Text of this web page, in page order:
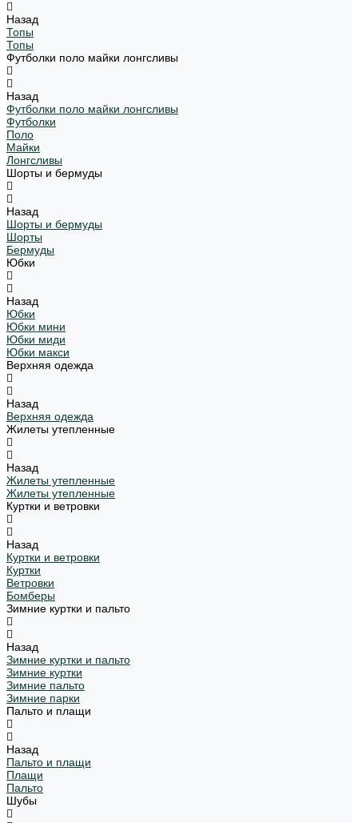
Назад
Топы
Топы
Футболки поло майки лонгсливы
Назад
Футболки поло майки лонгсливы
Футболки
Поло
Майки
Лонгсливы
Шорты и бермуды
Назад
Шорты и бермуды
Шорты
Бермуды
Юбки
Назад
Юбки
Юбки мини
Юбки миди
Юбки макси
Верхняя одежда
Назад
Верхняя одежда
Жилеты утепленные
Назад
Жилеты утепленные
Жилеты утепленные
Куртки и ветровки
Назад
Куртки и ветровки
Куртки
Ветровки
Бомберы
Зимние куртки и пальто
Назад
Зимние куртки и пальто
Зимние куртки
Зимние пальто
Зимние парки
Пальто и плащи
Назад
Пальто и плащи
Плащи
Пальто
Шубы